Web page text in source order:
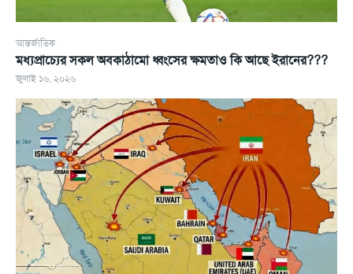
আন্তর্জাতিক
মধ্যপ্রাচ্যের সকল অবকাঠামো ধ্বংসের ক্ষমতাও কি আছে ইরানের???
জুলাই ১৬, ২০২৬